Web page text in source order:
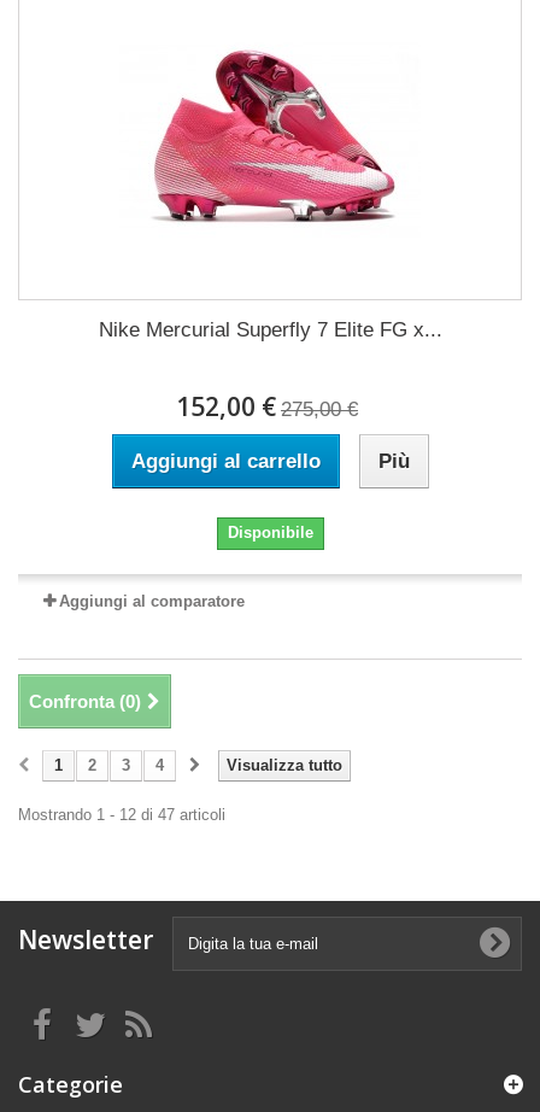
Nike Mercurial Superfly 7 Elite FG x...
152,00 € 275,00 €
Aggiungi al carrello Più
Disponibile
Aggiungi al comparatore
Confronta (0)
Visualizza tutto
1 2 3 4
Mostrando 1 - 12 di 47 articoli
Newsletter
Categorie